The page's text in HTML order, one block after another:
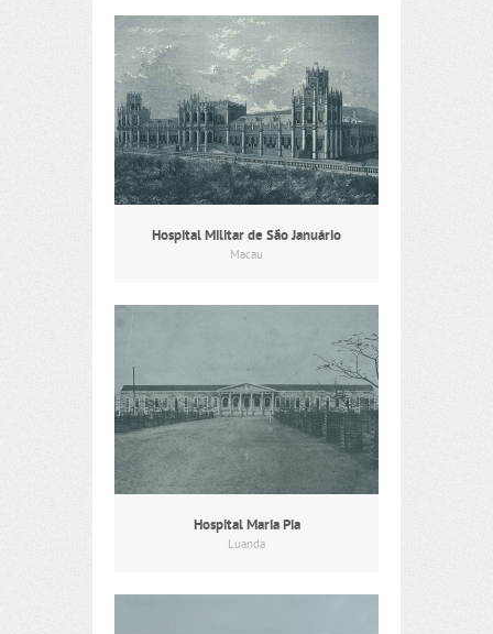
Hospital Militar de São Januário
Macau
Hospital Maria Pia
Luanda